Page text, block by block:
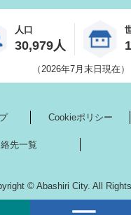
人口
30,979人
（2026年7月末日現在）
Cookieポリシー
先一覧
© Abashiri City. All Rights